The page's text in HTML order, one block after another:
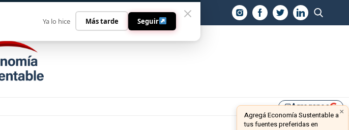
CONTACTO
library_addAgreganos ×
Agregá Economía Sustentable a
tus fuentes preferidas en
Ya lo hice Más tarde Seguir